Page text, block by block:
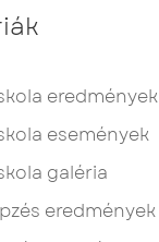
eredmények
események
galéria
eredmények